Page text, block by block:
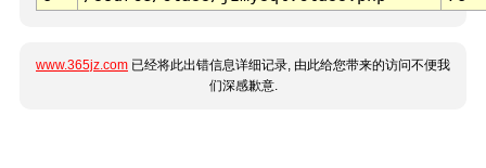
www.365jz.com 已经将此出错信息详细记录, 由此给您带来的访问不便我
们深感歉意.